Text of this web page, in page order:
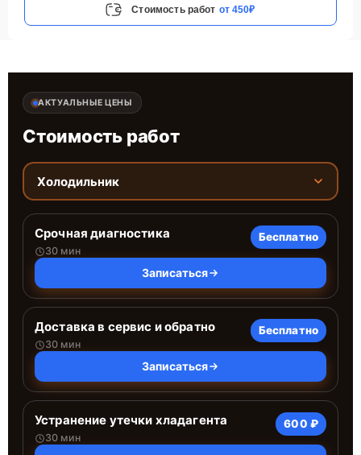
Стоимость работ от 450₽
АКТУАЛЬНЫЕ ЦЕНЫ
Стоимость работ
Холодильник
Срочная диагностика
30 мин
Бесплатно
Записаться
Доставка в сервис и обратно
30 мин
Бесплатно
Записаться
Устранение утечки хладагента
30 мин
600 ₽